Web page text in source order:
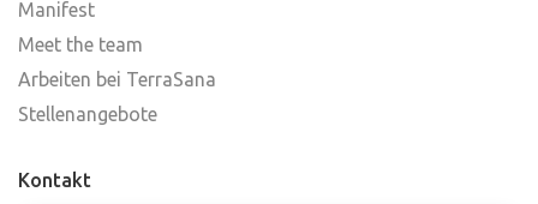
Manifest
Meet the team
Arbeiten bei TerraSana
Stellenangebote
Kontakt